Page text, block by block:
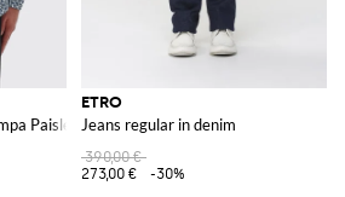
Paisley
ETRO
Jeans regular in denim
390,00 €
273,00 €
-30%